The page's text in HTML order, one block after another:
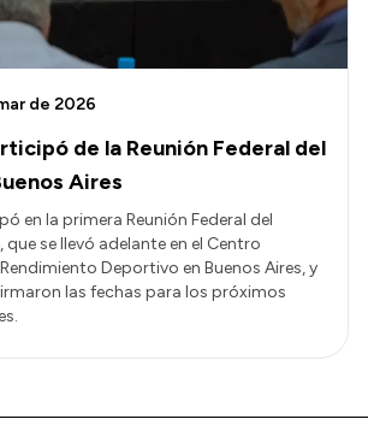
de la Reunión Federal del
Aires
de 2026
en la primera Reunión Federal del
se llevó adelante en el Centro
Deportivo en Buenos Aires, y
las fechas para los próximos